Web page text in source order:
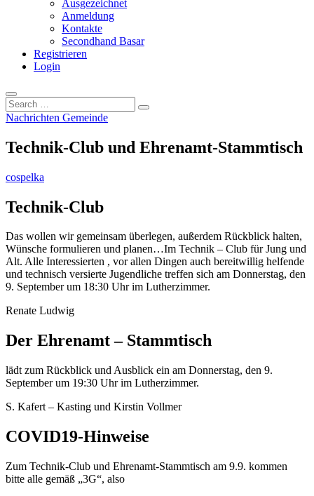
Ausgezeichnet
Anmeldung
Kontakte
Secondhand Basar
Registrieren
Login
Search
…
Nachrichten Gemeinde
Technik-Club und Ehrenamt-Stammtisch
cospelka
Technik-Club
Das wollen wir gemeinsam überlegen, außerdem Rückblick halten,
Wünsche formulieren und planen…Im Technik – Club für Jung und
Alt. Alle Interessierten , vor allen Dingen auch bereitwillig helfende
und technisch versierte Jugendliche treffen sich am Donnerstag, den
9. September um 18:30 Uhr im Lutherzimmer.
Renate Ludwig
Der Ehrenamt – Stammtisch
lädt zum Rückblick und Ausblick ein am Donnerstag, den 9.
September um 19:30 Uhr im Lutherzimmer.
S. Kafert – Kasting und Kirstin Vollmer
COVID19-Hinweise
Zum Technik-Club und Ehrenamt-Stammtisch am 9.9. kommen
bitte alle gemäß „3G“, also